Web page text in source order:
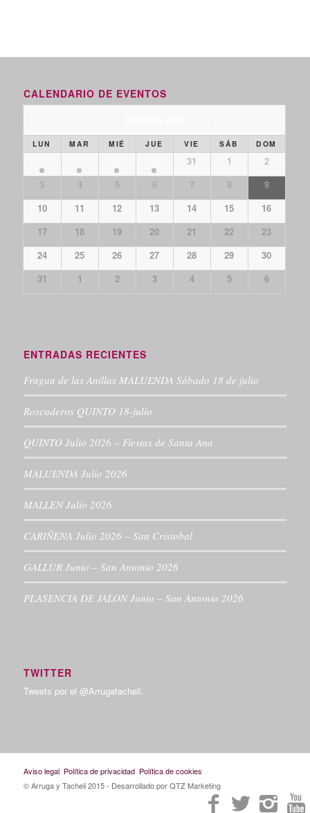
CALENDARIO DE EVENTOS
LUN MAR MIÉ JUE VIE SÁB DOM
31 1
2
3
4 5 6 7 8
9
10
11 12 13 14 15
16
17
18 19 20 21 22
23
24
25 26 27 28 29
30
31
1 2 3 4 5 6
ENTRADAS RECIENTES
Fragua de las Anillas MALUENDA Sábado 18 de julio
Roscaderos QUINTO 18-julio
QUINTO Julio 2026 – Fiestas de Santa Ana
MALUENDA Julio 2026
MALLEN Julio 2026
CARIÑENA Julio 2026 – San Cristobal
GALLUR Junio – San Antonio 2026
PLASENCIA DE JALON Junio – San Antonio 2026
TWITTER
Tweets por el @Arrugatacheli.
Aviso legal Política de privacidad Política de cookies
© Arruga y Tacheli 2015- Desarrollado por QTZ Marketing